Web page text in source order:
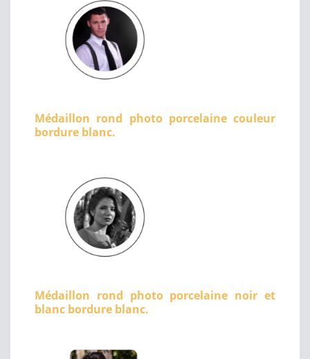
Médaillon rond photo porcelaine couleur
bordure blanc.
Médaillon rond photo porcelaine noir et
blanc bordure blanc.